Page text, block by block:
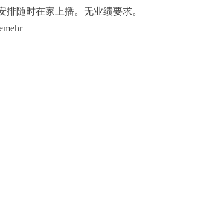
排随时在家上播。无业绩要求。